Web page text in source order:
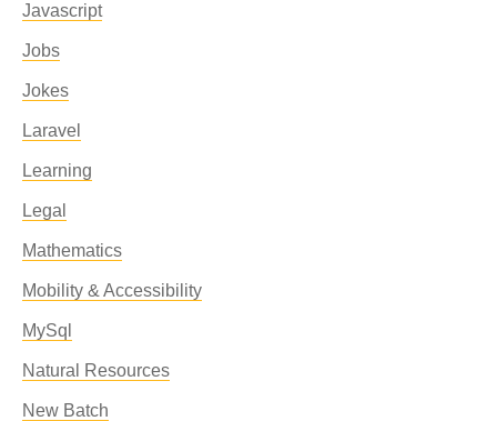
Javascript
Jobs
Jokes
Laravel
Learning
Legal
Mathematics
Mobility & Accessibility
MySql
Natural Resources
New Batch